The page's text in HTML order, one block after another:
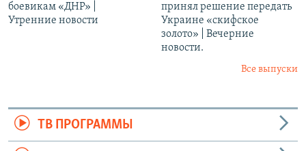
боевикам «ДНР» |
Утренние новости
принял решение передать
Украине «скифское
золото» | Вечерние
новости.
Все выпуски
ТВ ПРОГРАММЫ